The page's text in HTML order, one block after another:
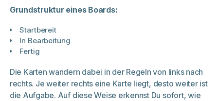
Grundstruktur eines Boards:
Startbereit
In Bearbeitung
Fertig
Die Karten wandern dabei in der Regeln von links nach
rechts. Je weiter rechts eine Karte liegt, desto weiter ist
die Aufgabe. Auf diese Weise erkennst Du sofort, wie